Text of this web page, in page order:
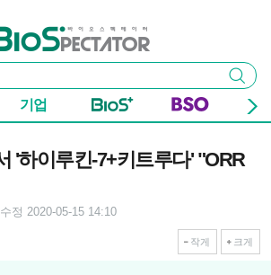
이오스펙테이터
검색
기업
'하이루킨-7+키트루다' "ORR
수정 2020-05-15 14:10
작게 크게